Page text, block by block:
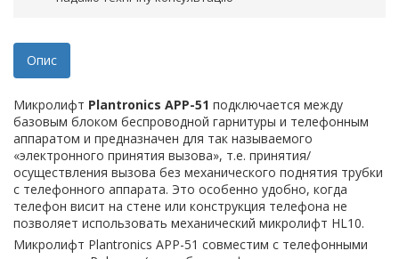
Опис
Микролифт Plantronics АРP-51 подключается между
базовым блоком беспроводной гарнитуры и телефонным
аппаратом и предназначен для так называемого
«электронного принятия вызова», т.е. принятия/
осуществления вызова без механического поднятия трубки
с телефонного аппарата. Это особенно удобно, когда
телефон висит на стене или конструкция телефона не
позволяет использовать механический микролифт HL10.
Микролифт Plantronics АРP-51 совместим с телефонными